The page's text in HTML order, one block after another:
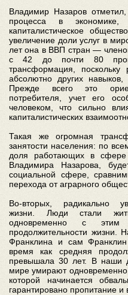
Владимир Назаров
процесса в экономике,
капиталистическое
увеличение доли услуг в
лет она в ВВП стран —
с 42 до почти 80
трансформация,
абсолютно других
Прежде всего это
потребителя, учет его
человеком, что сильно
капиталистических
Такая же огромная
занятости населения: по
доля работающих в сфере
Владимира Назарова,
социальной сфере,
перехода от аграрного
Во-вторых, радикально
жизни. Люди стали
одновременно с этим
продолжительности жизни.
Франклина и сам
время как средняя
превышала 30 лет. В наши
мире умирают
которой начинается
гарантировано пропитание и